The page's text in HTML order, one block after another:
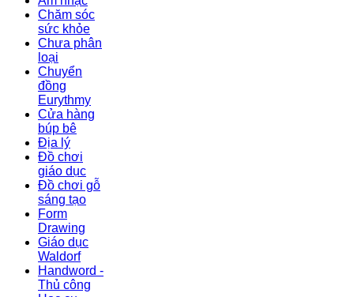
Chăm sóc
sức khỏe
Chưa phân
loại
Chuyển
đồng
Eurythmy
Cửa hàng
búp bê
Địa lý
Đồ chơi
giáo dục
Đồ chơi gỗ
sáng tạo
Form
Drawing
Giáo dục
Waldorf
Handword -
Thủ công